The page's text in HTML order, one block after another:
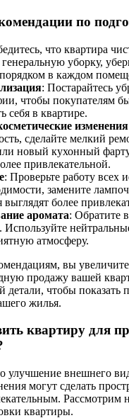
по
что квартира
уборку,
порядком в каждом
: Постарайтесь
чтобы покупателям
себя в квартире.
изменения
сделайте мелкий
новый кухонный
привлекательной.
: Проверьте работу всех
замените
более
аромата: Обратите
Используйте
атмосферу.
вы
продажу вашей
чтобы показать
жилья.
квартиру для
улучшение внешнего
могут сделать
Рассмотрим
квартиры.